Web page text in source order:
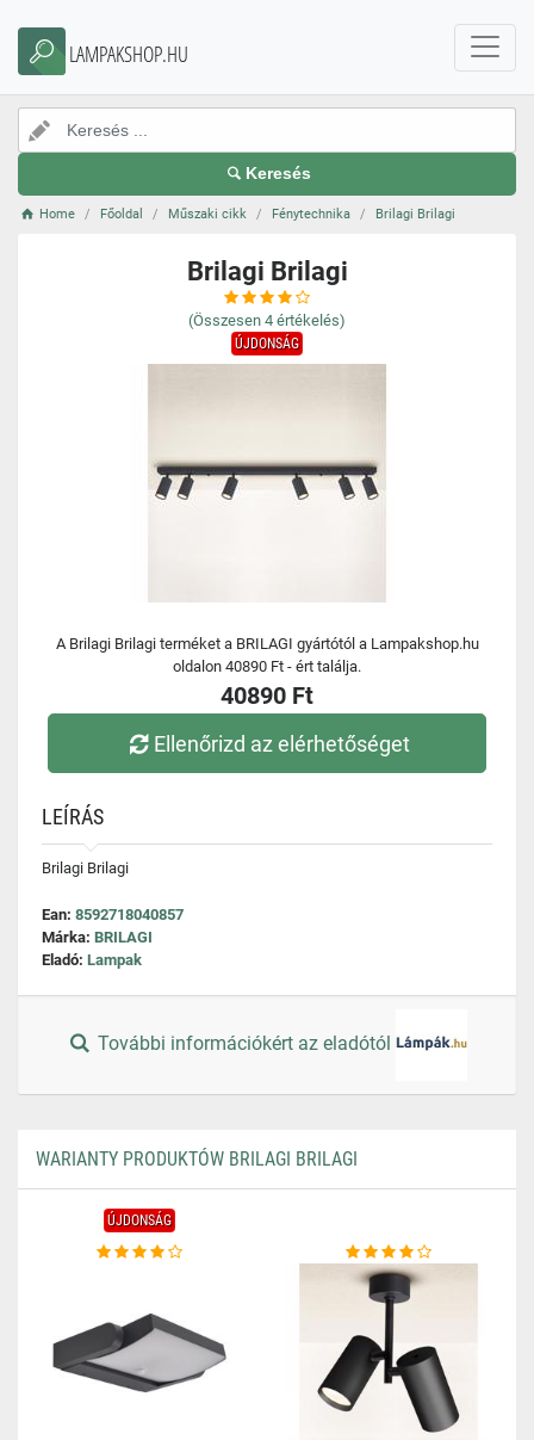
LAMPAKSHOP.HU
Keresés
Home Főoldal Műszaki cikk Fénytechnika Brilagi Brilagi
Brilagi Brilagi
(Összesen 4 értékelés)
ÚJDONSÁG
A Brilagi Brilagi terméket a BRILAGI gyártótól a Lampakshop.hu
oldalon 40890 Ft - ért találja.
40890 Ft
Ellenőrizd az elérhetőséget
LEÍRÁS
Brilagi Brilagi
Ean: 8592718040857
Márka: BRILAGI
Eladó: Lampak
További információkért az eladótól
WARIANTY PRODUKTÓW BRILAGI BRILAGI
ÚJDONSÁG